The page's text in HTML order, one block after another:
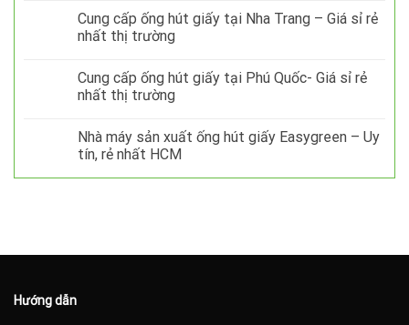
Cung cấp ống hút giấy tại Nha Trang – Giá sỉ rẻ
nhất thị trường
Cung cấp ống hút giấy tại Phú Quốc- Giá sỉ rẻ
nhất thị trường
Nhà máy sản xuất ống hút giấy Easygreen – Uy
tín, rẻ nhất HCM
Hướng dẫn